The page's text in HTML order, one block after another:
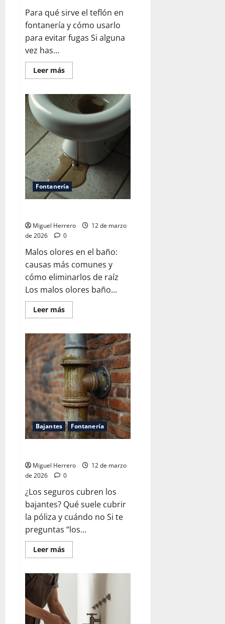
Para qué sirve el teflón en
fontanería y cómo usarlo
para evitar fugas Si alguna
vez has...
Leer másLeer
más
Para
qué
sirve
el
teflón
Fontanería
Miguel Herrero
12 de marzo
de 2026
0
Malos olores en el baño:
causas más comunes y
cómo eliminarlos de raíz
Los malos olores baño...
Leer másLeer
más
Malos
olores
en
el
baño
Bajantes Fontanería
Miguel Herrero
12 de marzo
de 2026
0
¿Los seguros cubren los
bajantes? Qué suele cubrir
la póliza y cuándo no Si te
preguntas “los...
Leer másLeer
más
bajantes